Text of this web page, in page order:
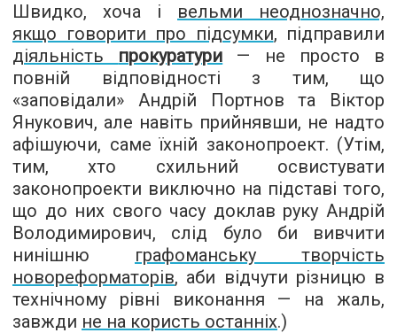
Швидко, хоча і вельми неоднозначно,
якщо говорити про підсумки, підправили
діяльність прокуратури — не просто в
повній відповідності з тим, що
«заповідали» Андрій Портнов та Віктор
Янукович, але навіть прийнявши, не надто
афішуючи, саме їхній законопроект. (Утім,
тим, хто схильний освистувати
законопроекти виключно на підставі того,
що до них свого часу доклав руку Андрій
Володимирович, слід було би вивчити
нинішню графоманську творчість
новореформаторів, аби відчути різницю в
технічному рівні виконання — на жаль,
завжди не на користь останніх.)